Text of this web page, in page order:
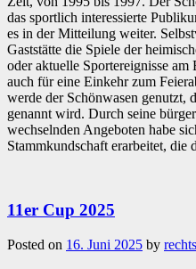
das sportlich interessierte
es in der Mitteilung weiter.
Gaststätte die Spiele der
oder aktuelle Sportereignisse
auch für eine Einkehr zum
werde der Schönwasen genutzt,
genannt wird. Durch seine
wechselnden Angeboten habe
Stammkundschaft erarbeitet, die
11er Cup 2025
Posted on 16. Juni 2025 by